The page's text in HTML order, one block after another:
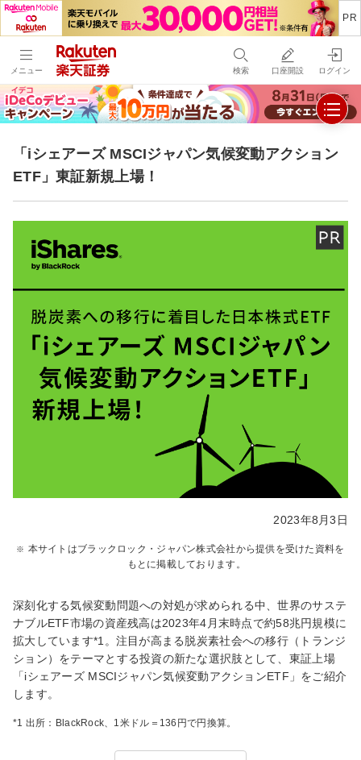
メニュー 検索 口座開設 ログイン
「iシェアーズ MSCIジャパン気候変動アクション
ETF」東証新規上場！
2023年8月3日
本サイトはブラックロック・ジャパン株式会社から提供を受けた資料を
もとに掲載しております。
深刻化する気候変動問題への対処が求められる中、世界のサステ
ナブルETF市場の資産残高は2023年4月末時点で約58兆円規模に
拡大しています*1。注目が高まる脱炭素社会への移行（トランジ
ション）をテーマとする投資の新たな選択肢として、東証上場
「iシェアーズ MSCIジャパン気候変動アクションETF」をご紹介
します。
*1 出所：BlackRock、1米ドル＝136円で円換算。